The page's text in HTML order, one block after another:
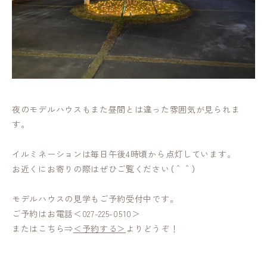
夜のモデルハウスもまた昼間とは違った雰囲気が見られま
す。
イルミネーションは毎日午後4時頃から点灯しています。
お近くにお寄りの際はぜひご覧ください（＾＾）
モデルハウスの見学もご予約受付中です。
ご予約はお電話＜027-225-0510＞
またはこちら⇒＜予約する＞ よりどうぞ！